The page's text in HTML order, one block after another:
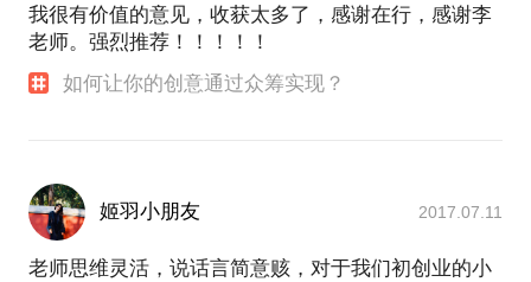
我很有价值的意见，收获太多了，感谢在行，感谢李
老师。强烈推荐！！！！！
如何让你的创意通过众筹实现？
姬羽小朋友 2017.07.11
老师思维灵活，说话言简意赅，对于我们初创业的小